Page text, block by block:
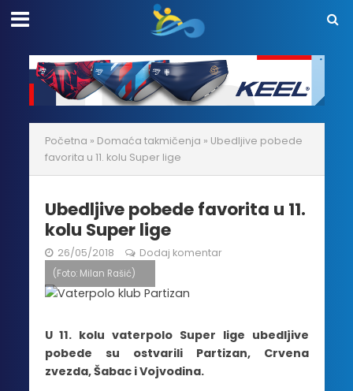
Početna » Domaća takmičenja » Ubedljive pobede
favorita u 11. kolu Super lige
Ubedljive pobede favorita u 11.
kolu Super lige
26/05/2018 Dodaj komentar
(Foto: Milan Rašić)
U 11. kolu vaterpolo Super lige ubedljive
pobede su ostvarili Partizan, Crvena
zvezda, Šabac i Vojvodina.